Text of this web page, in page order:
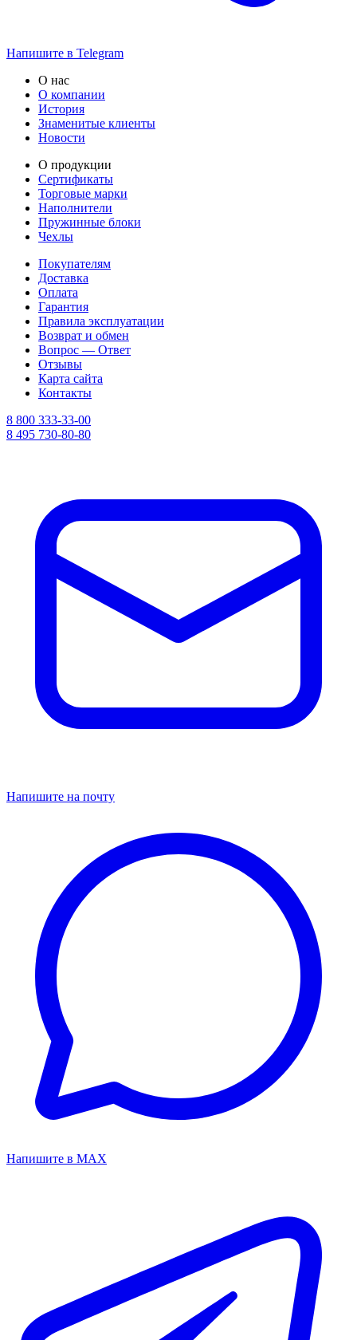
Напишите в Telegram
О нас
О компании
История
Знаменитые клиенты
Новости
О продукции
Сертификаты
Торговые марки
Наполнители
Пружинные блоки
Чехлы
Покупателям
Доставка
Оплата
Гарантия
Правила эксплуатации
Возврат и обмен
Вопрос — Ответ
Отзывы
Карта сайта
Контакты
8 800 333-33-00
8 495 730-80-80
Напишите на почту
Напишите в MAX